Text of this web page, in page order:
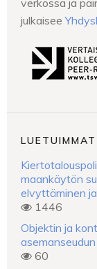
verkossa ja
julkaisee
LUETUIMMAT
maankäytön
elvyttäminen
1446
Objektin ja
60